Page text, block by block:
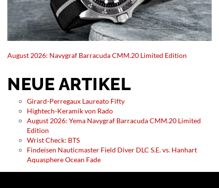
August 2026: Navygraf Barracuda CMM.20 Limited Edition
NEUE ARTIKEL
Girard-Perregaux Laureato Fifty
Hightech-Keramik von Rado
August 2026: Yema Navygraf Barracuda CMM.20 Limited
Edition
Wrist Check: BTS
Findeisen Nauticmaster Field Diver DLC S.E. vs. Hanhart
Aquasphere Ocean Fade